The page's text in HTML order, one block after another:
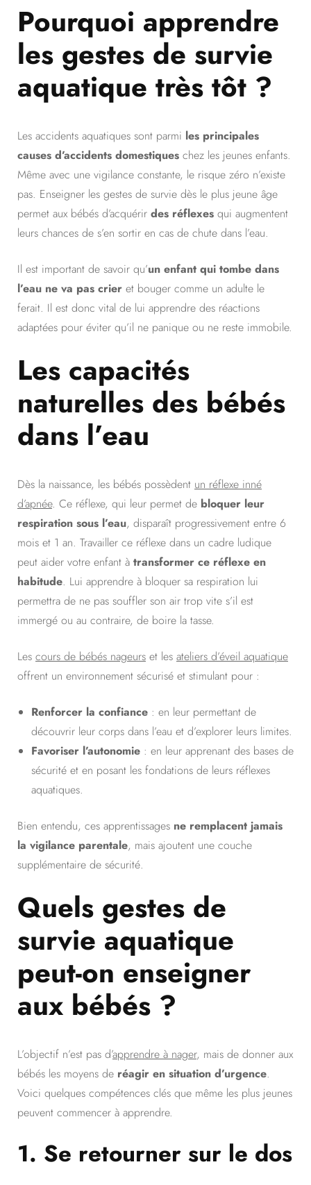
Pourquoi apprendre
les gestes de survie
aquatique très tôt ?
Les accidents aquatiques sont parmi les principales
causes d’accidents domestiques chez les jeunes enfants.
Même avec une vigilance constante, le risque zéro n’existe
pas. Enseigner les gestes de survie dès le plus jeune âge
permet aux bébés d’acquérir des réflexes qui augmentent
leurs chances de s’en sortir en cas de chute dans l’eau.
Il est important de savoir qu’un enfant qui tombe dans
l’eau ne va pas crier et bouger comme un adulte le
ferait. Il est donc vital de lui apprendre des réactions
adaptées pour éviter qu’il ne panique ou ne reste immobile.
Les capacités
naturelles des bébés
dans l’eau
Dès la naissance, les bébés possèdent un réflexe inné
d’apnée. Ce réflexe, qui leur permet de bloquer leur
respiration sous l’eau, disparaît progressivement entre 6
mois et 1 an. Travailler ce réflexe dans un cadre ludique
peut aider votre enfant à transformer ce réflexe en
habitude. Lui apprendre à bloquer sa respiration lui
permettra de ne pas souffler son air trop vite s’il est
immergé ou au contraire, de boire la tasse.
Les cours de bébés nageurs et les ateliers d’éveil aquatique
offrent un environnement sécurisé et stimulant pour :
Renforcer la confiance : en leur permettant de
découvrir leur corps dans l’eau et d’explorer leurs limites.
Favoriser l’autonomie : en leur apprenant des bases de
sécurité et en posant les fondations de leurs réflexes
aquatiques.
Bien entendu, ces apprentissages ne remplacent jamais
la vigilance parentale, mais ajoutent une couche
supplémentaire de sécurité.
Quels gestes de
survie aquatique
peut-on enseigner
aux bébés ?
L’objectif n’est pas d’apprendre à nager, mais de donner aux
bébés les moyens de réagir en situation d’urgence.
Voici quelques compétences clés que même les plus jeunes
peuvent commencer à apprendre.
1. Se retourner sur le dos